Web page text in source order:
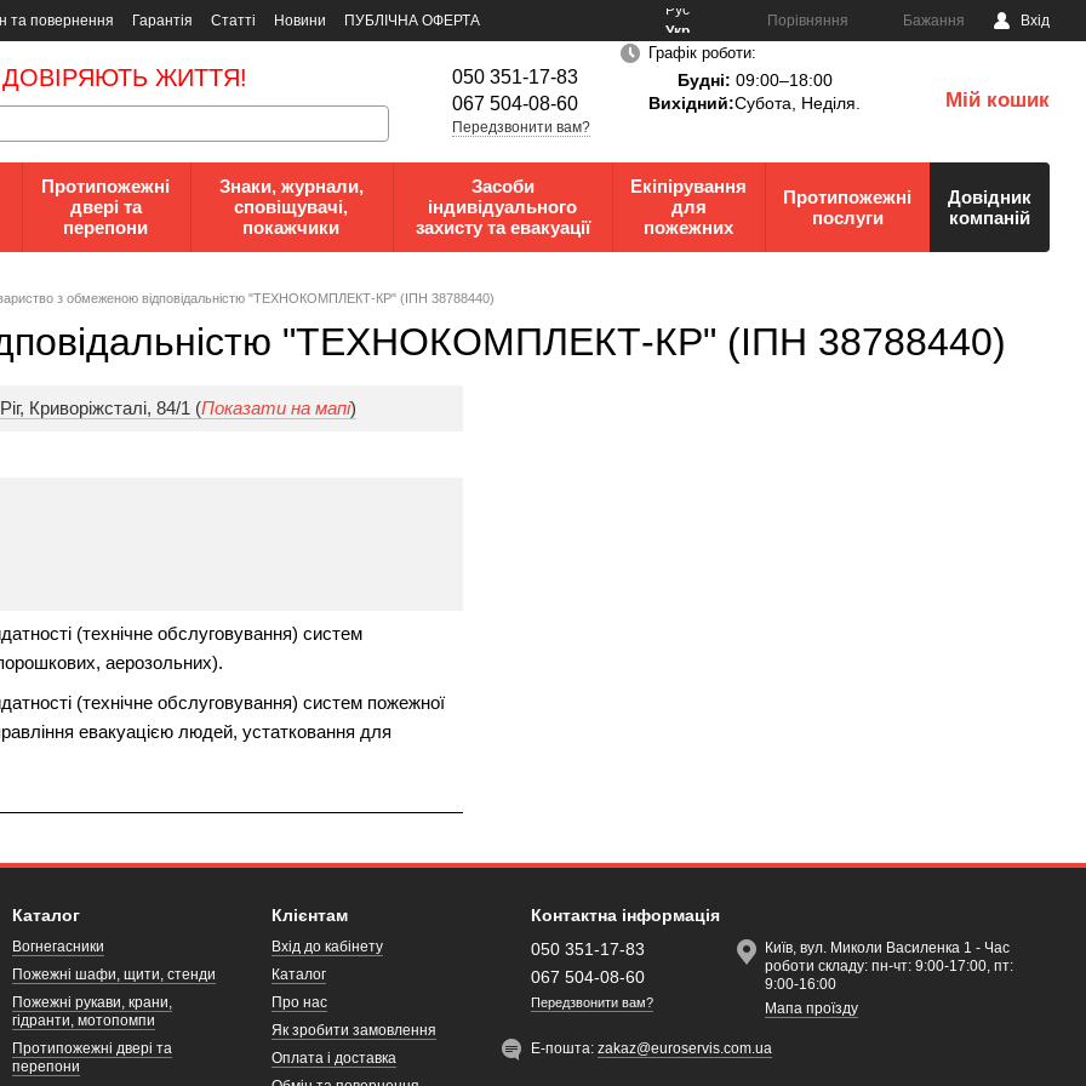
та повернення Гарантія Статті Новини
ПУБЛІЧНА ОФЕРТА
Рус
Укр
Порівняння Бажання Вхід
ЖИТТЯ!
050 351-17-83
067 504-08-60
Передзвонити вам?
Графік роботи:
Будні: 09:00–18:00
Вихідний:Субота, Неділя. Мій кошик
Протипожежні
двері та
перепони
Знаки, журнали,
сповіщувачі,
покажчики
Засоби
індивідуального
захисту та евакуації
Екіпірування
для
пожежних
Протипожежні
послуги
Довідник
компаній
з oбмeжeнoю вiдпoвiдaльнicтю "ТЕХНОКОМПЛЕКТ-КР" (ІПН 38788440)
"ТЕХНОКОМПЛЕКТ-КР" (ІПН 38788440)
Криворіжсталі, 84/1 (Показати на мапі)
(технічне обслуговування) систем
аерозольних).
(технічне обслуговування) систем пожежної
евакуацією людей, устатковання для
Каталог
Вогнегасники
Пожежні шафи, щити, стенди
Пожежні рукави, крани,
гідранти, мотопомпи
Протипожежні двері та
перепони
Клієнтам
Вхід до кабінету
Каталог
Про нас
Як зробити замовлення
Оплата і доставка
Контактна інформація
050 351-17-83
067 504-08-60
Передзвонити вам?
Київ, вул. Миколи Василенка 1 - Час
роботи складу: пн-чт: 9:00-17:00, пт:
9:00-16:00
Мапа проїзду
Е-пошта:zakaz@euroservis.com.ua